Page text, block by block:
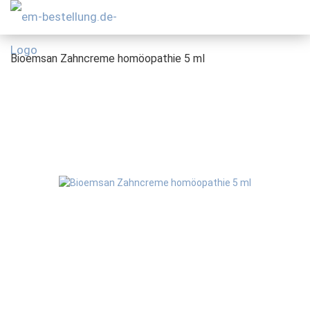
Bioemsan Zahncreme homöopathie 5 ml